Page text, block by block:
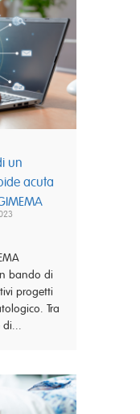
un
acuta
bando di
progetti
Tra
di...